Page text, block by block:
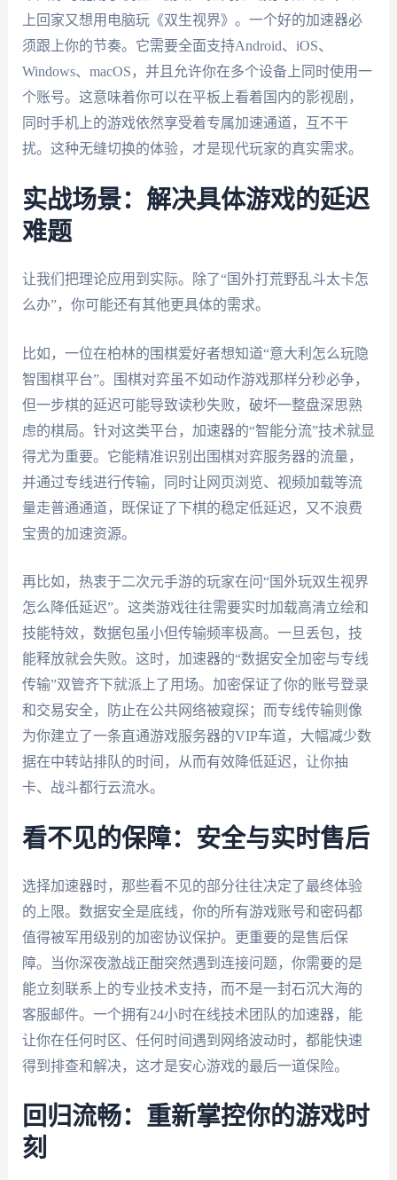
上回家又想用电脑玩《双生视界》。一个好的加速器必
须跟上你的节奏。它需要全面支持Android、iOS、
Windows、macOS，并且允许你在多个设备上同时使用一
个账号。这意味着你可以在平板上看着国内的影视剧，
同时手机上的游戏依然享受着专属加速通道，互不干
扰。这种无缝切换的体验，才是现代玩家的真实需求。
实战场景：解决具体游戏的延迟
难题
让我们把理论应用到实际。除了“国外打荒野乱斗太卡怎
么办”，你可能还有其他更具体的需求。
比如，一位在柏林的围棋爱好者想知道“意大利怎么玩隐
智围棋平台”。围棋对弈虽不如动作游戏那样分秒必争，
但一步棋的延迟可能导致读秒失败，破坏一整盘深思熟
虑的棋局。针对这类平台，加速器的“智能分流”技术就显
得尤为重要。它能精准识别出围棋对弈服务器的流量，
并通过专线进行传输，同时让网页浏览、视频加载等流
量走普通通道，既保证了下棋的稳定低延迟，又不浪费
宝贵的加速资源。
再比如，热衷于二次元手游的玩家在问“国外玩双生视界
怎么降低延迟”。这类游戏往往需要实时加载高清立绘和
技能特效，数据包虽小但传输频率极高。一旦丢包，技
能释放就会失败。这时，加速器的“数据安全加密与专线
传输”双管齐下就派上了用场。加密保证了你的账号登录
和交易安全，防止在公共网络被窥探；而专线传输则像
为你建立了一条直通游戏服务器的VIP车道，大幅减少数
据在中转站排队的时间，从而有效降低延迟，让你抽
卡、战斗都行云流水。
看不见的保障：安全与实时售后
选择加速器时，那些看不见的部分往往决定了最终体验
的上限。数据安全是底线，你的所有游戏账号和密码都
值得被军用级别的加密协议保护。更重要的是售后保
障。当你深夜激战正酣突然遇到连接问题，你需要的是
能立刻联系上的专业技术支持，而不是一封石沉大海的
客服邮件。一个拥有24小时在线技术团队的加速器，能
让你在任何时区、任何时间遇到网络波动时，都能快速
得到排查和解决，这才是安心游戏的最后一道保险。
回归流畅：重新掌控你的游戏时
刻